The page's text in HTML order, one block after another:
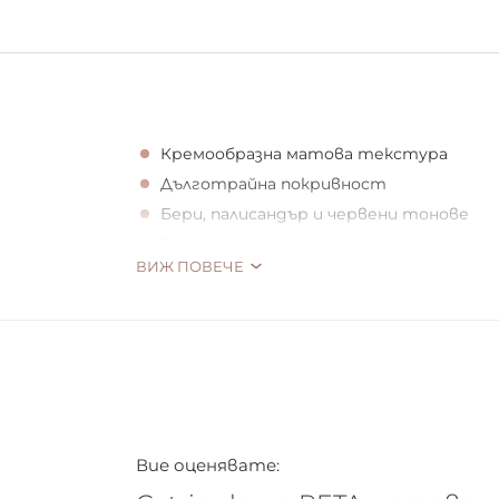
Кремообразна матова текстура
Дълготрайна покривност
Бери, палисандър и червени тонове
ще може да направи това с лекота:
ВИЖ ПОВЕЧЕ
Вие оценявате: